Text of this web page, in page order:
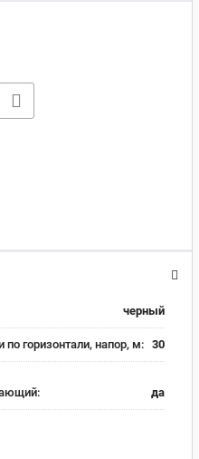
черный
по горизонтали, напор, м: 30
да